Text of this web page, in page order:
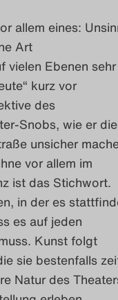
allem eines:
Art
vielen Ebenen
kurz vor
des
Snobs, wie er
unsicher
vor allem im
ist das Stichwort.
in der es
es auf jeden
Kunst folgt
sie bestenfalls
Natur des